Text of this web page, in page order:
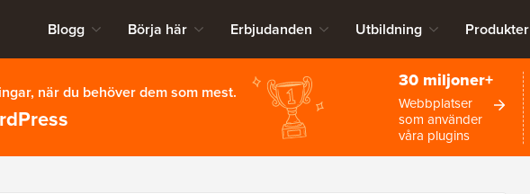
Blogg Börja här Erbjudanden Utbildning Produkter
när du behöver dem som mest.
30 miljoner+
Webbplatser
som använder
våra plugins